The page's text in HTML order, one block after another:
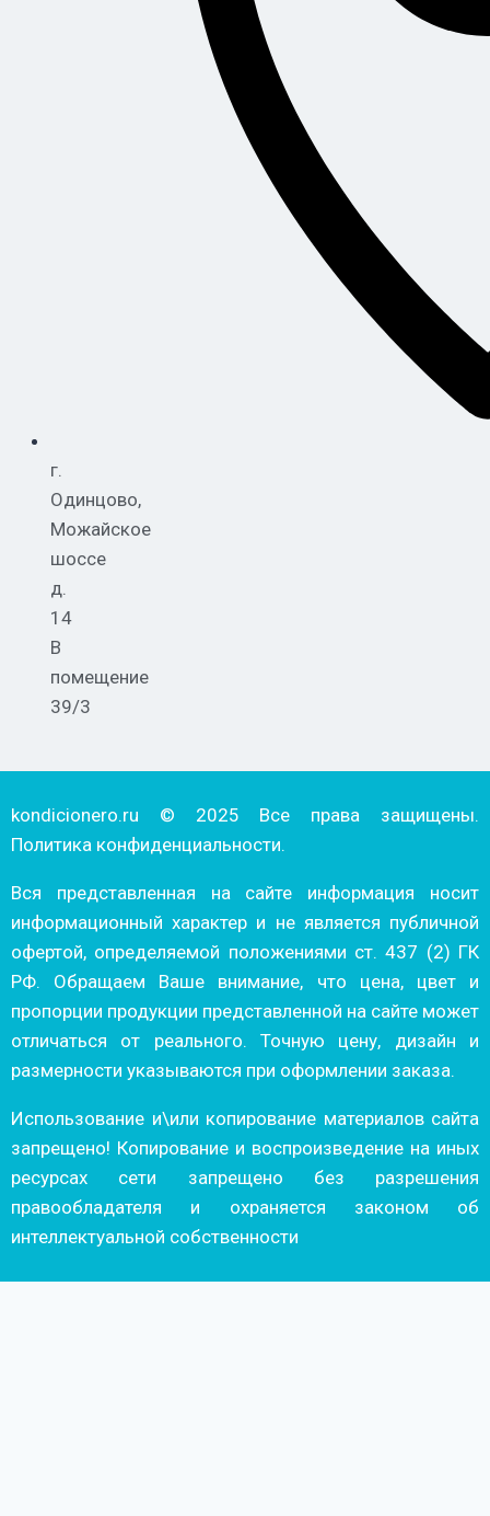
г.
Одинцово,
Можайское
шоссе
д.
14
В
помещение
39/3
kondicionero.ru © 2025 Все права защищены.
Политика конфиденциальности.
Вся представленная на сайте информация носит
информационный характер и не является публичной
офертой, определяемой положениями ст. 437 (2) ГК
РФ. Обращаем Ваше внимание, что цена, цвет и
пропорции продукции представленной на сайте может
отличаться от реального. Точную цену, дизайн и
размерности указываются при оформлении заказа.
Использование и\или копирование материалов сайта
запрещено! Копирование и воспроизведение на иных
ресурсах сети запрещено без разрешения
правообладателя и охраняется законом об
интеллектуальной собственности